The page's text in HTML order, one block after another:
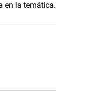
en la temática.